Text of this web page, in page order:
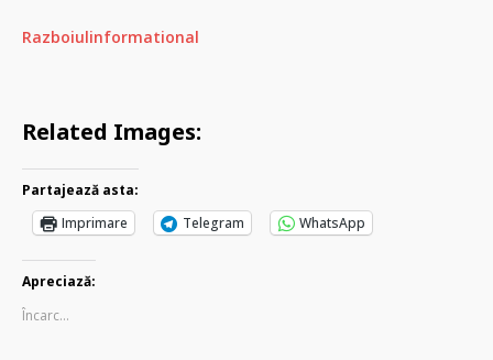
Razboiulinformational
Related Images:
Partajează asta:
Imprimare
Telegram WhatsApp
Apreciază:
Încarc...